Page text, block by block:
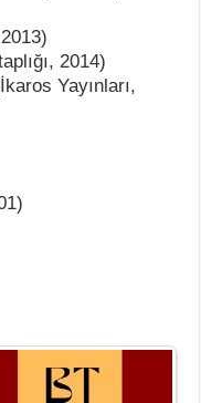
2014)
Yayınları,